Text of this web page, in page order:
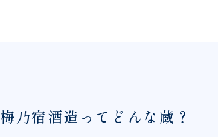
梅乃宿酒造ってどんな蔵？